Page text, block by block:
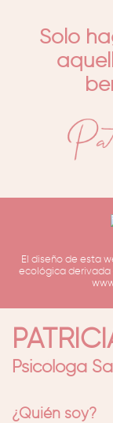
Solo
El diseño de esta
ecológica derivada
Psicóloga
¿Quién soy?